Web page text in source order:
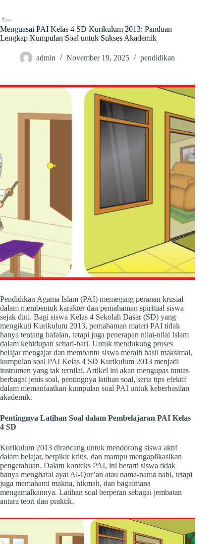
content
Menguasai PAI Kelas 4 SD Kurikulum 2013: Panduan
Lengkap Kumpulan Soal untuk Sukses Akademik
admin November 19, 2025 pendidikan
Pendidikan Agama Islam (PAI) memegang peranan krusial
dalam membentuk karakter dan pemahaman spiritual siswa
sejak dini. Bagi siswa Kelas 4 Sekolah Dasar (SD) yang
mengikuti Kurikulum 2013, pemahaman materi PAI tidak
hanya tentang hafalan, tetapi juga penerapan nilai-nilai Islam
dalam kehidupan sehari-hari. Untuk mendukung proses
belajar mengajar dan membantu siswa meraih hasil maksimal,
kumpulan soal PAI Kelas 4 SD Kurikulum 2013 menjadi
instrumen yang tak ternilai. Artikel ini akan mengupas tuntas
berbagai jenis soal, pentingnya latihan soal, serta tips efektif
dalam memanfaatkan kumpulan soal PAI untuk keberhasilan
akademik.
Pentingnya Latihan Soal dalam Pembelajaran PAI Kelas
4 SD
Kurikulum 2013 dirancang untuk mendorong siswa aktif
dalam belajar, berpikir kritis, dan mampu mengaplikasikan
pengetahuan. Dalam konteks PAI, ini berarti siswa tidak
hanya menghafal ayat Al-Qur’an atau nama-nama nabi, tetapi
juga memahami makna, hikmah, dan bagaimana
mengamalkannya. Latihan soal berperan sebagai jembatan
antara teori dan praktik.